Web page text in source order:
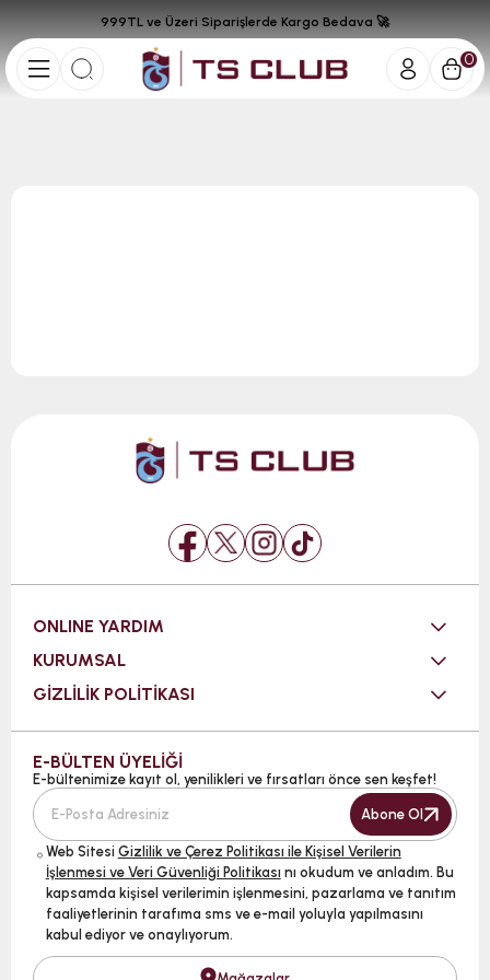
0
999TL ve Üzeri Siparişlerde Kargo Bedava 🚀
ONLINE YARDIM
KURUMSAL
GİZLİLİK POLİTİKASI
E-BÜLTEN ÜYELİĞİ
E-bültenimize kayıt ol, yenilikleri ve fırsatları önce sen keşfet!
Abone Ol
Web Sitesi Gizlilik ve Çerez Politikası ile Kişisel Verilerin
İşlenmesi ve Veri Güvenliği Politikası nı okudum ve anladım. Bu
kapsamda kişisel verilerimin işlenmesini, pazarlama ve tanıtım
faaliyetlerinin tarafıma sms ve e-mail yoluyla yapılmasını
kabul ediyor ve onaylıyorum.